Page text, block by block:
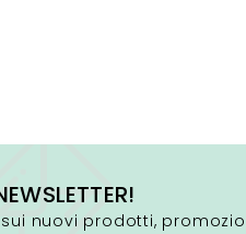
nuovi prodotti,